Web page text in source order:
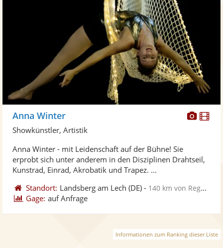
Anna Winter
Showkünstler, Artistik
Anna Winter - mit Leidenschaft auf der Bühne! Sie
erprobt sich unter anderem in den Disziplinen Drahtseil,
Kunstrad, Einrad, Akrobatik und Trapez. ...
Standort: Landsberg am Lech (DE) - 140 km von Regensburg
Gage: auf Anfrage
Informationen zum Ranking dieser Liste